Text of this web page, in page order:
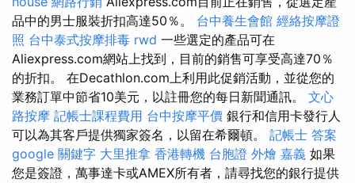
品中的男士服裝折扣高達50％。 台中養生會館 經絡按摩證
照 台中泰式按摩排毒 rwd 一些選定的產品可在
Aliexpress.com網站上找到，目前的銷售可享受高達70％
的折扣。 在Decathlon.com上利用此促銷活動，並從您的
業務訂單中節省10美元，以註冊您的每日新聞通訊。 文心
路按摩 記帳士課程費用 台中按摩平價 銀行和信用卡發行人
可以為其客戶提供獨家簽名，以留在希爾頓。 記帳士 答案
google 關鍵字 大里推拿 香港轉機 台胞證 外燴 嘉義 如果
您是簽證，萬事達卡或AMEX所有者，請尋找您的銀行提供